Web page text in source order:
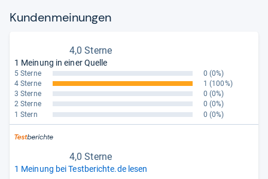
Kun­den­mei­nun­gen
4,0 Sterne
1 Meinung in einer Quelle
5 Sterne 0 (0%)
4 Sterne
1 (100%)
3 Sterne
0 (0%)
2 Sterne
0 (0%)
1 Stern
0 (0%)
4,0 Sterne
1 Meinung bei Testberichte.de lesen